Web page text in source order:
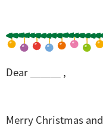
Dear ＿＿＿ ,
Merry Christmas